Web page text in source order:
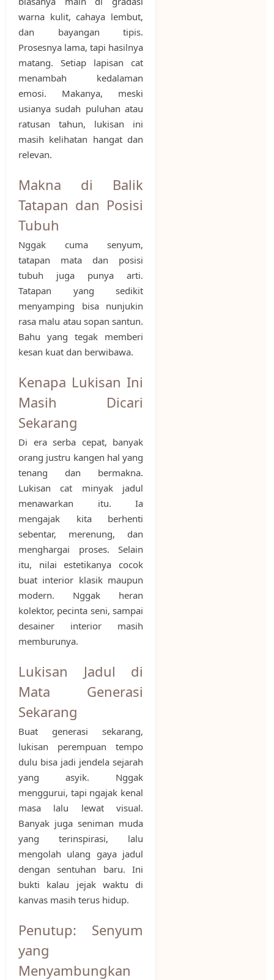
warna kulit, cahaya lembut,
dan bayangan tipis.
Prosesnya lama, tapi hasilnya
matang. Setiap lapisan cat
menambah kedalaman
emosi. Makanya, meski
usianya sudah puluhan atau
ratusan tahun, lukisan ini
masih kelihatan hangat dan
relevan.
Makna di Balik
Tatapan dan Posisi
Tubuh
Nggak cuma senyum,
tatapan mata dan posisi
tubuh juga punya arti.
Tatapan yang sedikit
menyamping bisa nunjukin
rasa malu atau sopan santun.
Bahu yang tegak memberi
kesan kuat dan berwibawa.
Kenapa Lukisan Ini
Masih Dicari
Sekarang
Di era serba cepat, banyak
orang justru kangen hal yang
tenang dan bermakna.
Lukisan cat minyak jadul
menawarkan itu. Ia
mengajak kita berhenti
sebentar, merenung, dan
menghargai proses. Selain
itu, nilai estetikanya cocok
buat interior klasik maupun
modern. Nggak heran
kolektor, pecinta seni, sampai
desainer interior masih
memburunya.
Lukisan Jadul di
Mata Generasi
Sekarang
Buat generasi sekarang,
lukisan perempuan tempo
dulu bisa jadi jendela sejarah
yang asyik. Nggak
menggurui, tapi ngajak kenal
masa lalu lewat visual.
Banyak juga seniman muda
yang terinspirasi, lalu
mengolah ulang gaya jadul
dengan sentuhan baru. Ini
bukti kalau jejak waktu di
kanvas masih terus hidup.
Penutup: Senyum
yang
Menyambungkan